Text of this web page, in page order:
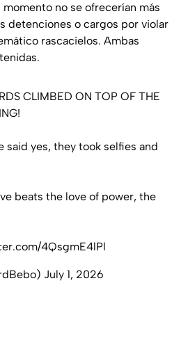
no se ofrecerían más
detenciones o cargos por violar
rascacielos. Ambas
CLIMBED ON TOP OF THE
said yes, they took selfies and
beats the love of power, the
4QsgmE4lPl
July 1, 2026